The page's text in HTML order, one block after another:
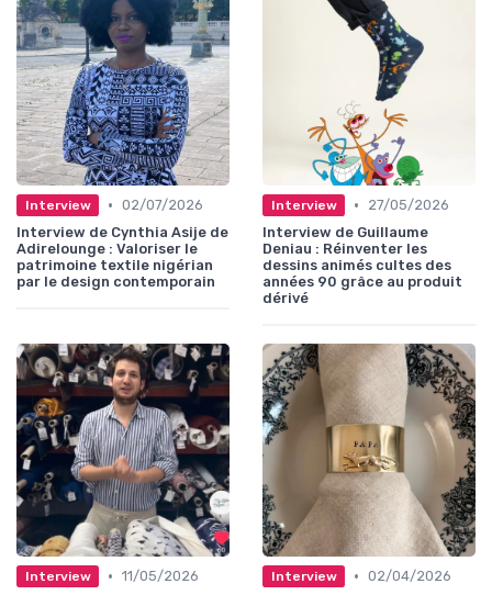
Interview • 02/07/2026
Interview de Cynthia Asije de
Adirelounge : Valoriser le
patrimoine textile nigérian
par le design contemporain
Interview •
27/05/2026
Interview de Guillaume
Deniau : Réinventer les
dessins animés cultes des
années 90 grâce au produit
dérivé
Interview • 11/05/2026 Interview • 02/04/2026